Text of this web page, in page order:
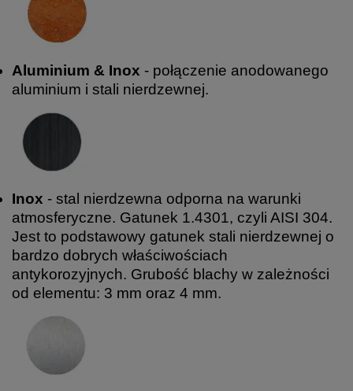
Aluminium & Inox - połączenie anodowanego
aluminium i stali nierdzewnej.
Inox - stal nierdzewna odporna na warunki
atmosferyczne. Gatunek 1.4301, czyli AISI 304.
Jest to podstawowy gatunek stali nierdzewnej o
bardzo dobrych właściwościach
antykorozyjnych. Grubość blachy w zależności
od elementu: 3 mm oraz 4 mm.